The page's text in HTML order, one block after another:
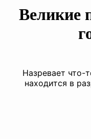
Великие
Назревает что-
находится в